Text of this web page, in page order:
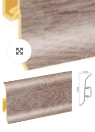
Padidinti nuotrauką